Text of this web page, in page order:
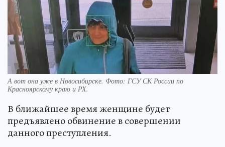
А вот она уже в Новосибирске. Фото: ГСУ СК России по
Красноярскому краю и РХ.
В ближайшее время женщине будет
предъявлено обвинение в совершении
данного преступления.